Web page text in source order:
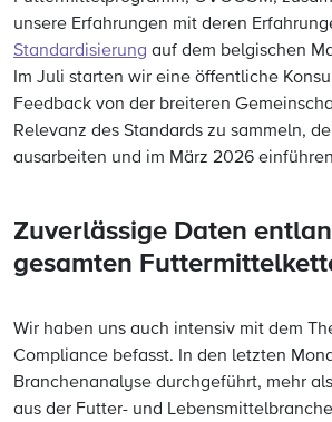
unsere Erfahrungen mit deren
Standardisierung auf dem belgischen
Im Juli starten wir eine öffentliche
Feedback von der breiteren
Relevanz des Standards zu sammeln,
ausarbeiten und im März 2026
Zuverlässige Daten
gesamten
Wir haben uns auch intensiv mit dem
Compliance befasst. In den letzten
Branchenanalyse durchgeführt, mehr
aus der Futter- und